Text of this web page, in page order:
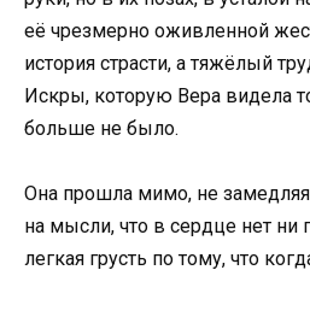
её чрезмерно оживленной
история страсти, а тяжёлый
Искры, которую Вера видела
больше не было.
Она прошла мимо, не
на мысли, что в сердце нет ни
легкая грусть по тому, что